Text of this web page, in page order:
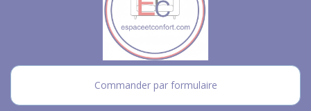
Commander par formulaire